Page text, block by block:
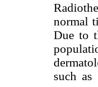
normal
Due to
such